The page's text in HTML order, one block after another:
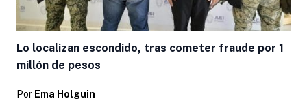
Lo localizan escondido, tras cometer fraude por 1
millón de pesos
Por Ema Holguin